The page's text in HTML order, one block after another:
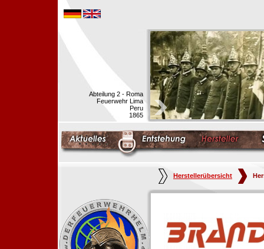
Abteilung 2 - Roma
Feuerwehr Lima
Peru
1865
Herstellerübersicht